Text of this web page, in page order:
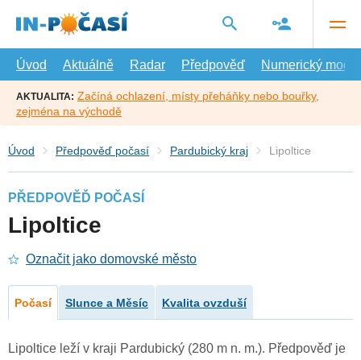
hlavní
Úvod
Aktuálně Radar Předpověď Numerický model
AKTUALITA: Začíná ochlazení, místy přeháňky nebo bouřky,
zejména na východě
Úvod Předpověď počasí Pardubický kraj Lipoltice
PŘEDPOVĚĎ POČASÍ
Lipoltice
Označit jako domovské město
Počasí Slunce a Měsíc Kvalita ovzduší
Lipoltice leží v kraji Pardubický (280 m n. m.). Předpověď je